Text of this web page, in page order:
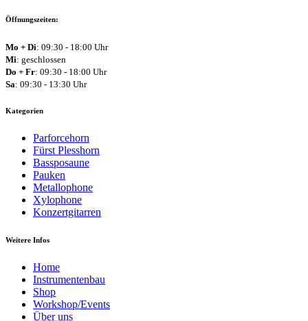
Öffnungszeiten:
Mo + Di: 09:30 - 18:00 Uhr
Mi: geschlossen
Do + Fr: 09:30 - 18:00 Uhr
Sa: 09:30 - 13:30 Uhr
Kategorien
Parforcehorn
Fürst Plesshorn
Bassposaune
Pauken
Metallophone
Xylophone
Konzertgitarren
Weitere Infos
Home
Instrumentenbau
Shop
Workshop/Events
Über uns